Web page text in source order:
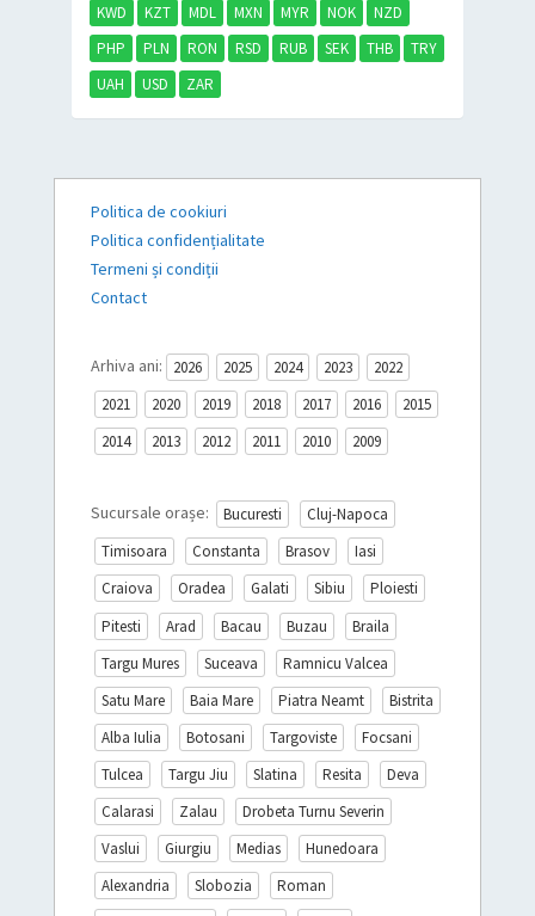
KWD
KZT MDL MXN MYR NOK
NZD
PHP
PLN RON RSD RUB SEK THB
TRY
UAH
USD ZAR
Politica de cookiuri
Politica confidențialitate
Termeni și condiții
Contact
Arhiva ani: 2026 2025 2024 2023
2022
2021
2020 2019 2018 2017 2016
2015
2014
2013 2012 2011 2010 2009
Sucursale orașe: Bucuresti
Cluj-Napoca
Timisoara
Constanta Brasov
Iasi
Craiova
Oradea Galati Sibiu
Ploiesti
Pitesti
Arad Bacau Buzau
Braila
Targu Mures
Suceava
Ramnicu Valcea
Satu Mare
Baia Mare Piatra Neamt
Bistrita
Alba Iulia
Botosani Targoviste
Focsani
Tulcea
Targu Jiu Slatina Resita
Deva
Calarasi
Zalau
Drobeta Turnu Severin
Vaslui
Giurgiu Medias
Hunedoara
Alexandria
Slobozia
Roman